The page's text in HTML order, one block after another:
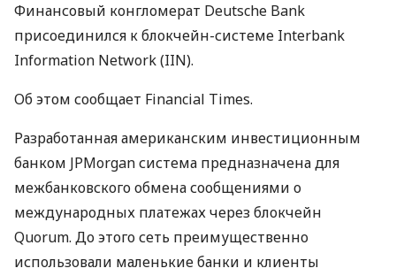
Финансовый конгломерат Deutsche Bank
присоединился к блокчейн-системе Interbank
Information Network (IIN).
Об этом сообщает Financial Times.
Разработанная американским инвестиционным
банком JPMorgan система предназначена для
межбанковского обмена сообщениями о
международных платежах через блокчейн
Quorum. До этого сеть преимущественно
использовали маленькие банки и клиенты